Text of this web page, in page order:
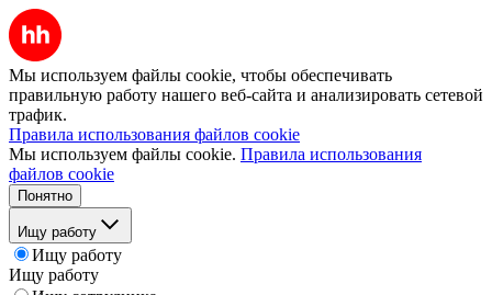
Мы используем файлы cookie, чтобы обеспечивать
правильную работу нашего веб-сайта и анализировать сетевой
трафик.
Правила использования файлов cookie
Мы используем файлы cookie. Правила использования
файлов cookie
Понятно
Ищу работу
Ищу работу
Ищу работу